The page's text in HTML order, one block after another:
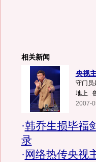
相关新闻
央视
守门员
地上...
2007-
·韩乔生损毕福
录
· 网络热传央视